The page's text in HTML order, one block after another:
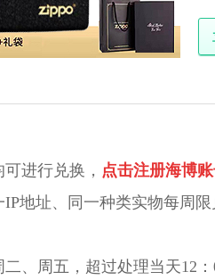
进行兑换， 点击注册海博
地址、同一种类实物每周
、周五，超过处理当天12